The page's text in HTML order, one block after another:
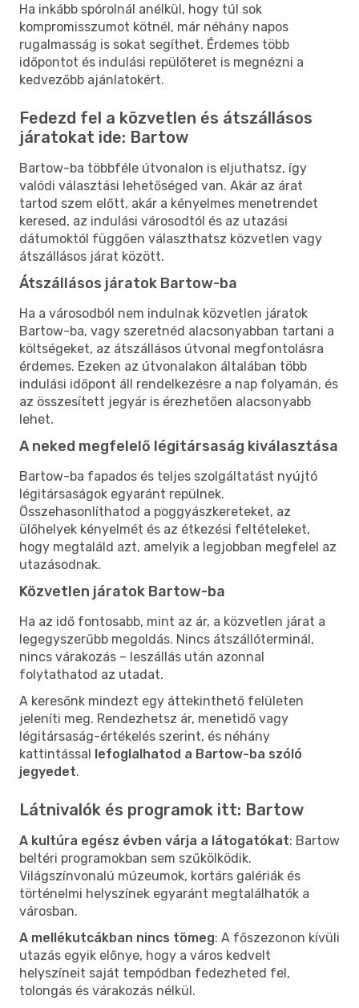
Ha inkább spórolnál anélkül, hogy túl sok
kompromisszumot kötnél, már néhány napos
rugalmasság is sokat segíthet. Érdemes több
időpontot és indulási repülőteret is megnézni a
kedvezőbb ajánlatokért.
Fedezd fel a közvetlen és átszállásos
járatokat ide: Bartow
Bartow-ba többféle útvonalon is eljuthatsz, így
valódi választási lehetőséged van. Akár az árat
tartod szem előtt, akár a kényelmes menetrendet
keresed, az indulási városodtól és az utazási
dátumoktól függően választhatsz közvetlen vagy
átszállásos járat között.
Átszállásos járatok Bartow-ba
Ha a városodból nem indulnak közvetlen járatok
Bartow-ba, vagy szeretnéd alacsonyabban tartani a
költségeket, az átszállásos útvonal megfontolásra
érdemes. Ezeken az útvonalakon általában több
indulási időpont áll rendelkezésre a nap folyamán, és
az összesített jegyár is érezhetően alacsonyabb
lehet.
A neked megfelelő légitársaság kiválasztása
Bartow-ba fapados és teljes szolgáltatást nyújtó
légitársaságok egyaránt repülnek.
Összehasonlíthatod a poggyászkereteket, az
ülőhelyek kényelmét és az étkezési feltételeket,
hogy megtaláld azt, amelyik a legjobban megfelel az
utazásodnak.
Közvetlen járatok Bartow-ba
Ha az idő fontosabb, mint az ár, a közvetlen járat a
legegyszerűbb megoldás. Nincs átszállóterminál,
nincs várakozás – leszállás után azonnal
folytathatod az utadat.
A keresőnk mindezt egy áttekinthető felületen
jeleníti meg. Rendezhetsz ár, menetidő vagy
légitársaság-értékelés szerint, és néhány
kattintással lefoglalhatod a Bartow-ba szóló
jegyedet.
Látnivalók és programok itt: Bartow
A kultúra egész évben várja a látogatókat: Bartow
beltéri programokban sem szűkölködik.
Világszínvonalú múzeumok, kortárs galériák és
történelmi helyszínek egyaránt megtalálhatók a
városban.
A mellékutcákban nincs tömeg: A főszezonon kívüli
utazás egyik előnye, hogy a város kedvelt
helyszíneit saját tempódban fedezheted fel,
tolongás és várakozás nélkül.